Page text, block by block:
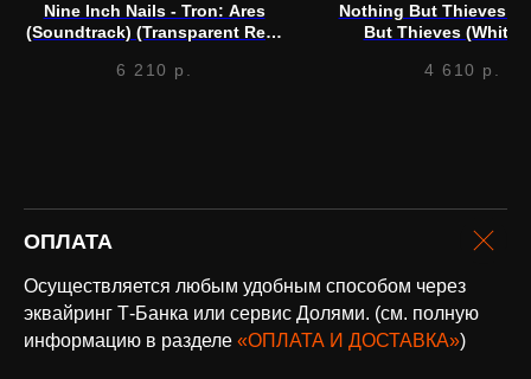
Nine Inch Nails - Tron: Ares
(Soundtrack) (Transparent Red)
6 210 р.
Nothing But Thieves -
But Thieves (White)
4 610 р.
ОПЛАТА
Осуществляется любым удобным способом через
эквайринг Т-Банка или сервис Долями. (см. полную
информацию в разделе «ОПЛАТА И ДОСТАВКА»)
Написать в Telegram
оплата и
доставка
Подробнее
Доставка по всей России и странам
СНГ